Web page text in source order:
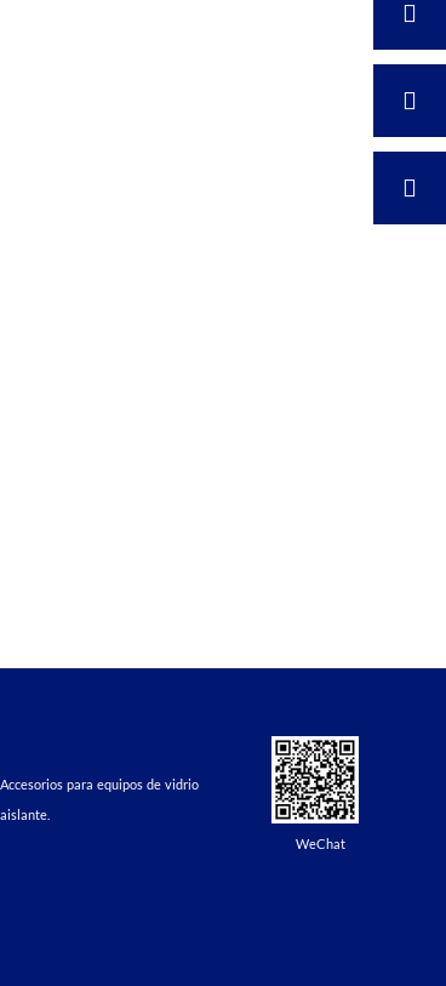
Accesorios para equipos de vidrio
aislante.
WeChat